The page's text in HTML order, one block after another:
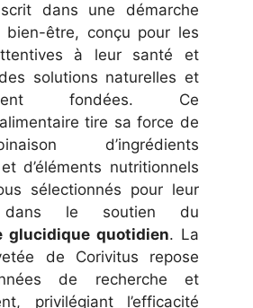
dans une démarche
bien-être, conçu pour les
à leur santé et
solutions naturelles et
fondées. Ce
tire sa force de
d’ingrédients
d’éléments nutritionnels
sélectionnés pour leur
dans le soutien du
glucidique quotidien. La
de Corivitus repose
de recherche et
privilégiant l’efficacité